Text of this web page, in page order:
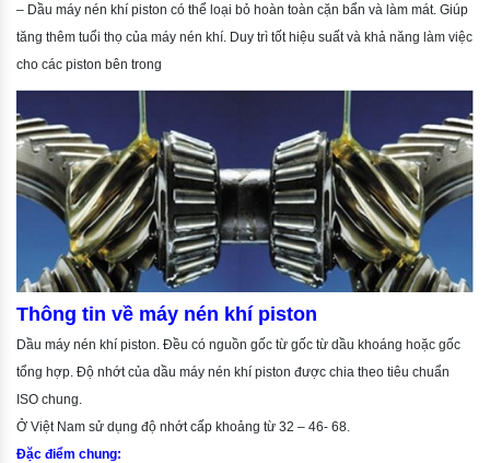
– Dầu máy nén khí piston có thể loại bỏ hoàn toàn cặn bẩn và làm mát. Giúp
tăng thêm tuổi thọ của máy nén khí. Duy trì tốt hiệu suất và khả năng làm việc
cho các piston bên trong
Thông tin về máy nén khí piston
Dầu máy nén khí piston. Đều có nguồn gốc từ gốc từ dầu khoáng hoặc gốc
tổng hợp. Độ nhớt của dầu máy nén khí piston được chia theo tiêu chuẩn
ISO chung.
Ở Việt Nam sử dụng độ nhớt cấp khoảng từ 32 – 46- 68.
Đặc điểm chung: